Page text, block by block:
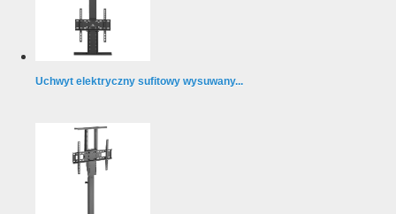
Uchwyt elektryczny sufitowy wysuwany...